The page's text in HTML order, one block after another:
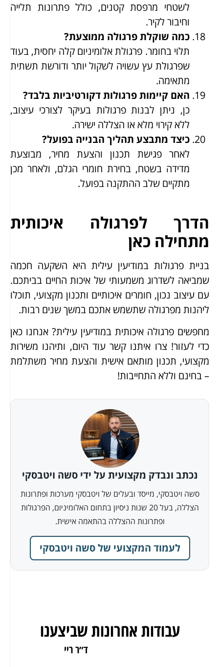
לשטחי מרפסת קטנים, כולל פתרונות תלייה
וחיבור לקיר.
כמה שוקלת פרגולה ממוצעת?
תלוי בחומר. פרגולת אלומיניום קלה יחסית, בעוד
שפרגולת עץ עשויה לשקול יותר ודורשת תשתית
מתאימה.
האם קיימות פרגולות דקורטיביות בלבד?
כן, ניתן לבנות פרגולות בעיקר לצורכי עיצוב,
ללא קירוי מלא או הצללה ישירה.
כיצד מתבצע תהליך הבנייה בפועל?
לאחר פגישת תכנון והצעת מחיר, מבוצעת
מדידה בשטח, בחירת חומרי הגלם, ולאחר מכן
מתקיים שלב ההתקנה בפועל.
הדרך לפרגולה איכותית
מתחילה כאן
בניית פרגולות במודיעין עילית היא השקעה חכמה
שמביאה לשדרוג משמעותי של איכות החיים בביתכם.
עם עיצוב נכון, חומרים איכותיים ותכנון מקצועי, תוכלו
ליהנות מפרגולה שתשמש אתכם במשך שנים רבות.
מחפשים פרגולה איכותית במודיעין עילית? אנחנו כאן
כדי לעזור! צרו איתנו קשר עוד היום, ותיהנו משירות
מקצועי, תכנון מותאם אישית והצעת מחיר משתלמת
– בחינם וללא התחייבות!
נכתב ונבדק מקצועית על ידי סשה ויטבסקי
סשה ויטבסקי, מייסד ובעלים של ויטבסקי מערכות ופתרונות
הצללה, בעל 20 שנות ניסיון בתחום האלומיניום, הפרגולות
ופתרונות ההצללה בהתאמה אישית.
לעמוד המקצועי של סשה ויטבסקי
עבודות אחרונות שביצענו
ד״ר ריי